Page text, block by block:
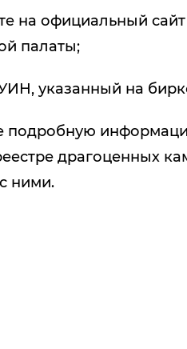
на официальный
палаты;
указанный на
подробную
драгоценных
ними.